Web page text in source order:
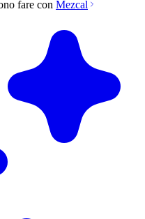
fare con Mezcal